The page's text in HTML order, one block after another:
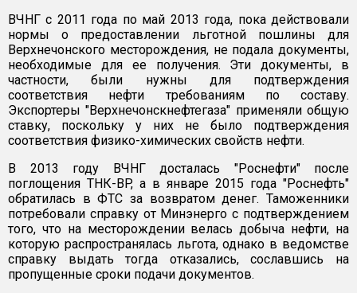
ВЧНГ с 2011 года по май 2013 года, пока действовали
нормы о предоставлении льготной пошлины для
Верхнечонского месторождения, не подала документы,
необходимые для ее получения. Эти документы, в
частности, были нужны для подтверждения
соответствия нефти требованиям по составу.
Экспортеры "Верхнечонскнефтегаза" применяли общую
ставку, поскольку у них не было подтверждения
соответствия физико-химических свойств нефти.
В 2013 году ВЧНГ досталась "Роснефти" после
поглощения ТНК-BP, а в январе 2015 года "Роснефть"
обратилась в ФТС за возвратом денег. Таможенники
потребовали справку от Минэнерго с подтверждением
того, что на месторождении велась добыча нефти, на
которую распространялась льгота, однако в ведомстве
справку выдать тогда отказались, сославшись на
пропущенные сроки подачи документов.